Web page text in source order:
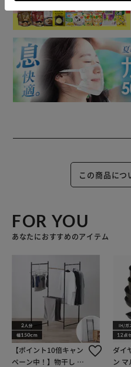
この商品につ
FOR YOU
あなたにおすすめのアイテム
【ポイント10倍キャン
ペーン中！】物干し 室
ダイ
ン